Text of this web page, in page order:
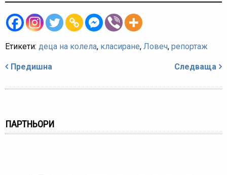
Етикети: деца на колела, класиране, Ловеч, репортаж
Предишна Следваща
ПАРТНЬОРИ